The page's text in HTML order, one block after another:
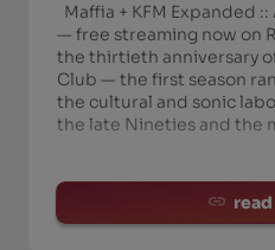
Maffia + KFM Expanded ::
— free streaming now on
the thirtieth anniversary
Club — the first season
the cultural and sonic
the late Nineties and the